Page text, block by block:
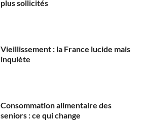
plus sollicités
Vieillissement : la France lucide mais
inquiète
Consommation alimentaire des
seniors : ce qui change